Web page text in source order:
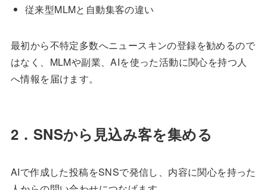
従来型MLMと自動集客の違い
最初から不特定多数へニュースキンの登録を勧めるので
はなく、MLMや副業、AIを使った活動に関心を持つ人
へ情報を届けます。
2．SNSから見込み客を集める
AIで作成した投稿をSNSで発信し、内容に関心を持った